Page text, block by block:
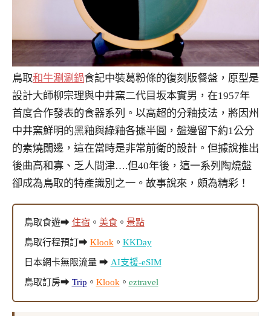
鳥取和牛涮涮鍋食記中裝葛粉條的復刻版餐盤，原型是
設計大師柳宗理與中井窯二代目坂本實男，在1957年
首度合作發表的食器系列。以高超的分釉技法，將因州
中井窯鮮明的黑釉與綠釉各據半圓，盤邊留下約1公分
的素燒闊邊，這在當時是非常前衛的設計。但據說推出
後曲高和寡、乏人問津….但40年後，這一系列陶燒盤
卻成為鳥取的特產識別之一。故事說來，頗為精彩！
鳥取食遊➡ 住宿 。 美食。 景點
鳥取行程預訂➡ Klook。 KKDay
日本網卡無限流量 ➡ AI支援-eSIM
鳥取訂房➡ Trip 。 Klook。 eztravel